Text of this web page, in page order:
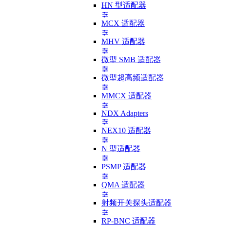
HN 型适配器
MCX 适配器
MHV 适配器
微型 SMB 适配器
微型超高频适配器
MMCX 适配器
NDX Adapters
NEX10 适配器
N 型适配器
PSMP 适配器
QMA 适配器
射频开关探头适配器
RP-BNC 适配器